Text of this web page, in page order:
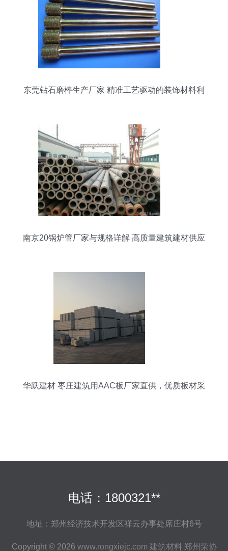
东莞钻石磨棒生产厂家 精准工艺驱动的装饰材料利
南京20锅炉管厂家与规格详解 高质量建筑建材供应
华跃建材 枣庄建筑用AAC板厂家直供，优质板材采
电话：1800321**
地址：郑州经济技术开发区祥云办事处席庄村6号
Copyright © 2026 www.rongxiejc.com 建筑材料 郑州荣协